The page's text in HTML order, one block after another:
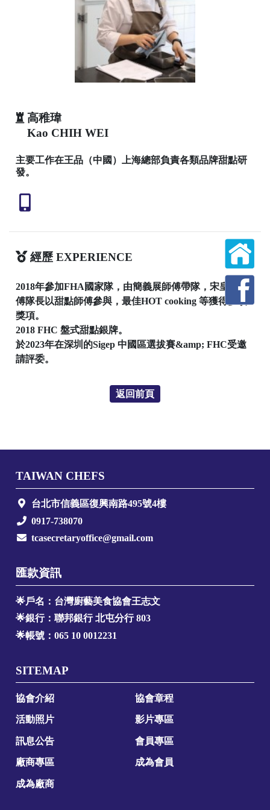
高稚瑋
Kao CHIH WEI
主要工作在王品（中國）上海總部負責各類品牌甜點研
發。
經歷 EXPERIENCE
2018年參加FHA國家隊，由簡義展師傅帶隊，宋皇志師
傅隊長以甜點師傅參與，最佳HOT cooking 等獲得多項
獎項。
2018 FHC 盤式甜點銀牌。
於2023年在深圳的Sigep 中國區選拔賽&amp; FHC受邀
請評委。
返回前頁
TAIWAN CHEFS
台北市信義區復興南路495號4樓
0917-738070
tcasecretaryoffice@gmail.com
匯款資訊
🌟戶名：台灣廚藝美食協會王志文
🌟銀行：聯邦銀行 北屯分行 803
🌟帳號：065 10 0012231
SITEMAP
協會介紹 協會章程
活動照片 影片專區
訊息公告 會員專區
廠商專區 成為會員
成為廠商